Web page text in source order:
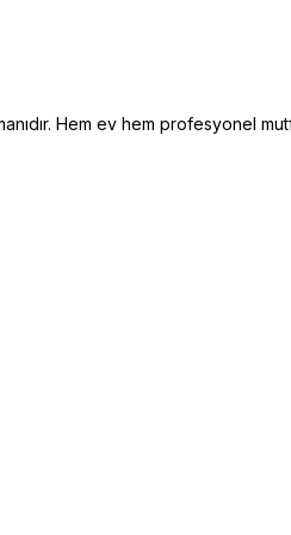
Hem ev hem profesyonel